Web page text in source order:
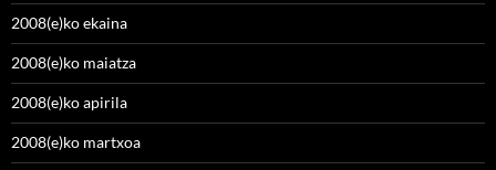
2008(e)ko ekaina
2008(e)ko maiatza
2008(e)ko apirila
2008(e)ko martxoa